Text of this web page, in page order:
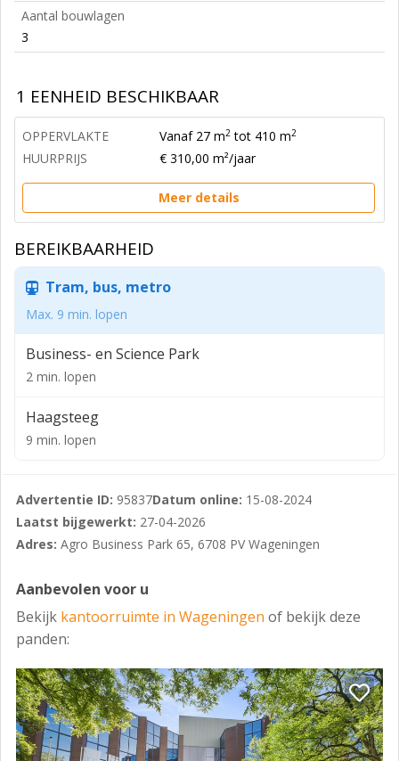
Aantal bouwlagen
3
1 EENHEID BESCHIKBAAR
OPPERVLAKTE Vanaf 27 m2 tot 410 m2
HUURPRIJS € 310,00 m²/jaar
Meer details
BEREIKBAARHEID
Tram, bus, metro
Max. 9 min. lopen
Business- en Science Park
2 min. lopen
Haagsteeg
9 min. lopen
Advertentie ID: 95837Datum online: 15-08-2024
Laatst bijgewerkt: 27-04-2026
Adres: Agro Business Park 65, 6708 PV Wageningen
Aanbevolen voor u
Bekijk kantoorruimte in Wageningen of bekijk deze
panden: